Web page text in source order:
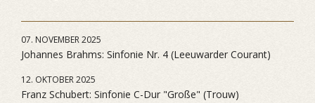
07. NOVEMBER 2025
Johannes Brahms: Sinfonie Nr. 4 (Leeuwarder Courant)
12. OKTOBER 2025
Franz Schubert: Sinfonie C-Dur "Große" (Trouw)